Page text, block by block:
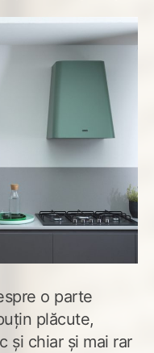
o parte
plăcute,
și chiar și mai rar